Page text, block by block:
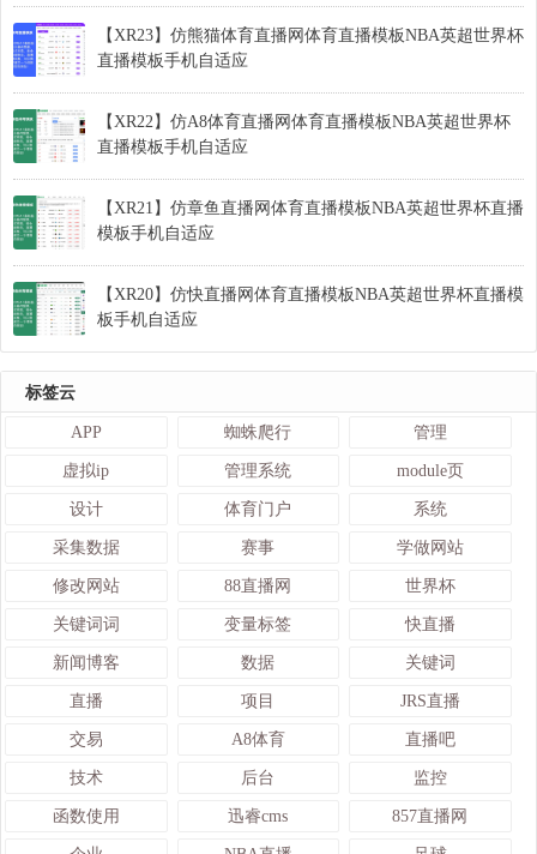
【XR23】仿熊猫体育直播网体育直播模板NBA英超世界杯
直播模板手机自适应
【XR22】仿A8体育直播网体育直播模板NBA英超世界杯
直播模板手机自适应
【XR21】仿章鱼直播网体育直播模板NBA英超世界杯直播
模板手机自适应
【XR20】仿快直播网体育直播模板NBA英超世界杯直播模
板手机自适应
标签云
APP 蜘蛛爬行 管理
虚拟ip 管理系统 module页
设计 体育门户 系统
采集数据 赛事 学做网站
修改网站 88直播网 世界杯
关键词词 变量标签 快直播
新闻博客 数据 关键词
直播 项目 JRS直播
交易 A8体育 直播吧
技术 后台 监控
函数使用 迅睿cms 857直播网